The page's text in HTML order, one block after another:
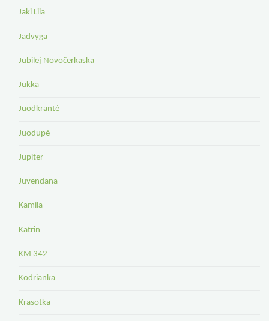
Jaki Liia
Jadvyga
Jubilej Novočerkaska
Jukka
Juodkrantė
Juodupė
Jupiter
Juvendana
Kamila
Katrin
KM 342
Kodrianka
Krasotka